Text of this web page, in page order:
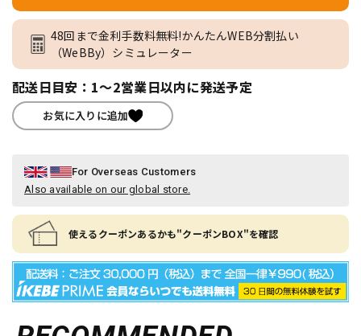
48回まで金利手数料無料!かんたんWEB分割払い
（WeBBy）シミュレーター
配送日目安：1～2営業日以内に発送予定
お気に入りに追加
For Overseas Customers
Also available on our global store.
使えるクーポンあるかも"クーポンBOX"を確認